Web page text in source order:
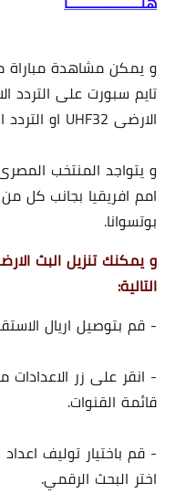
و يمكن مشاهدة مباراة
تايم سبورت على التردد
الارضى UHF32 او التردد التماثلي الارضى UHF9.
و يتواجد المنتخب
امم افريقيا بجانب كل
بوتسوانا.
و يمكنك تنزيل البث
التالية:
- قم بتوصيل اريال
- انقر على زر
قائمة القنوات.
- قم باختيار توليف
اختر البحث الرقمي.